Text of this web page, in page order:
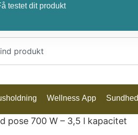
testet dit produkt
Wellness App Sundhed
pose 700 W – 3,5 l kapacitet